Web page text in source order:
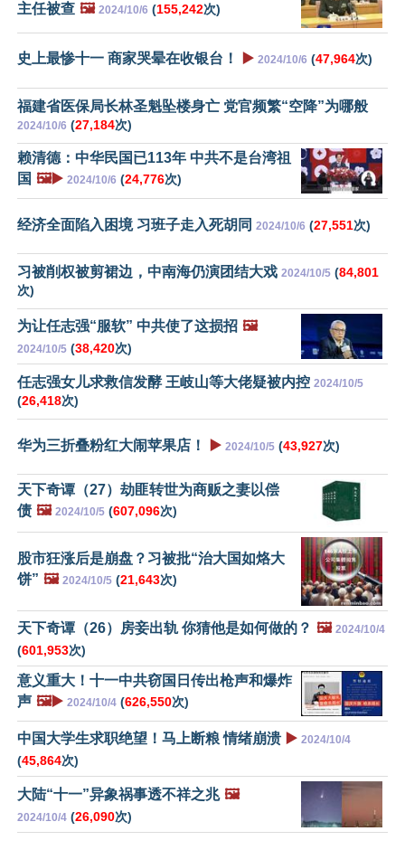
主任被查 🖼️ 2024/10/6 (155,242次)
史上最惨十一 商家哭晕在收银台！ ▶️ 2024/10/6 (47,964次)
福建省医保局长林圣魁坠楼身亡 党官频繁“空降”为哪般
2024/10/6 (27,184次)
赖清德：中华民国已113年 中共不是台湾祖
国 🖼️▶️ 2024/10/6 (24,776次)
经济全面陷入困境 习班子走入死胡同 2024/10/6 (27,551次)
习被削权被剪裙边，中南海仍演团结大戏 2024/10/5 (84,801
次)
为让任志强“服软” 中共使了这损招 🖼️
2024/10/5 (38,420次)
任志强女儿求救信发酵 王岐山等大佬疑被内控 2024/10/5
(26,418次)
华为三折叠粉红大闹苹果店！ ▶️ 2024/10/5 (43,927次)
天下奇谭（27）劫匪转世为商贩之妻以偿
债 🖼️ 2024/10/5 (607,096次)
股市狂涨后是崩盘？习被批“治大国如烙大
饼” 🖼️ 2024/10/5 (21,643次)
天下奇谭（26）房妾出轨 你猜他是如何做的？ 🖼️ 2024/10/4
(601,953次)
意义重大！十一中共窃国日传出枪声和爆炸
声 🖼️▶️ 2024/10/4 (626,550次)
中国大学生求职绝望！马上断粮 情绪崩溃 ▶️ 2024/10/4
(45,864次)
大陆“十一”异象祸事透不祥之兆 🖼️
2024/10/4 (26,090次)